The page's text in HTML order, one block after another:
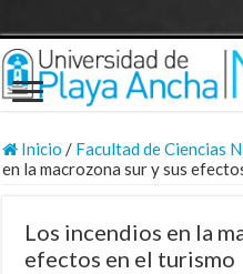
Inicio / Facultad de Ciencias
en la macrozona sur y sus
Los incendios en la
efectos en el turismo